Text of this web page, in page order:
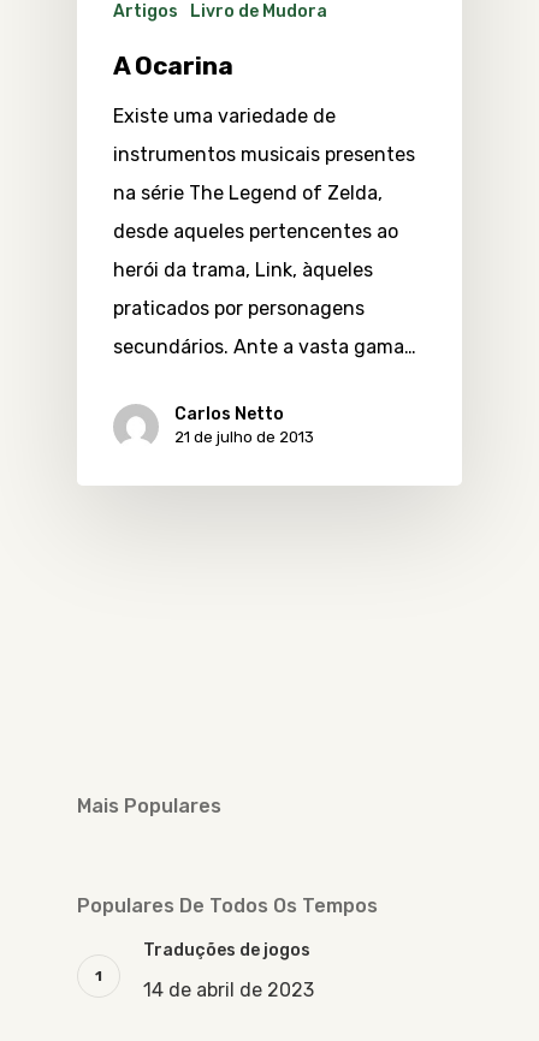
Artigos Livro de Mudora
A Ocarina
Existe uma variedade de
instrumentos musicais presentes
na série The Legend of Zelda,
desde aqueles pertencentes ao
herói da trama, Link, àqueles
praticados por personagens
secundários. Ante a vasta gama…
Carlos Netto
21 de julho de 2013
Mais Populares
Populares De Todos Os Tempos
Traduções de jogos
14 de abril de 2023